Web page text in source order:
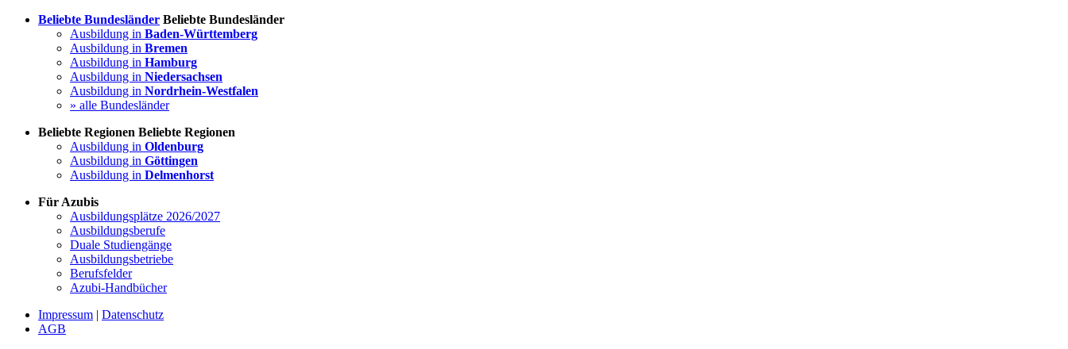
Beliebte Bundesländer Beliebte Bundesländer
Ausbildung in Baden-Württemberg
Ausbildung in Bremen
Ausbildung in Hamburg
Ausbildung in Niedersachsen
Ausbildung in Nordrhein-Westfalen
» alle Bundesländer
Beliebte Regionen Beliebte Regionen
Ausbildung in Oldenburg
Ausbildung in Göttingen
Ausbildung in Delmenhorst
Für Azubis
Ausbildungsplätze 2026/2027
Ausbildungsberufe
Duale Studiengänge
Ausbildungsbetriebe
Berufsfelder
Azubi-Handbücher
Impressum | Datenschutz
AGB